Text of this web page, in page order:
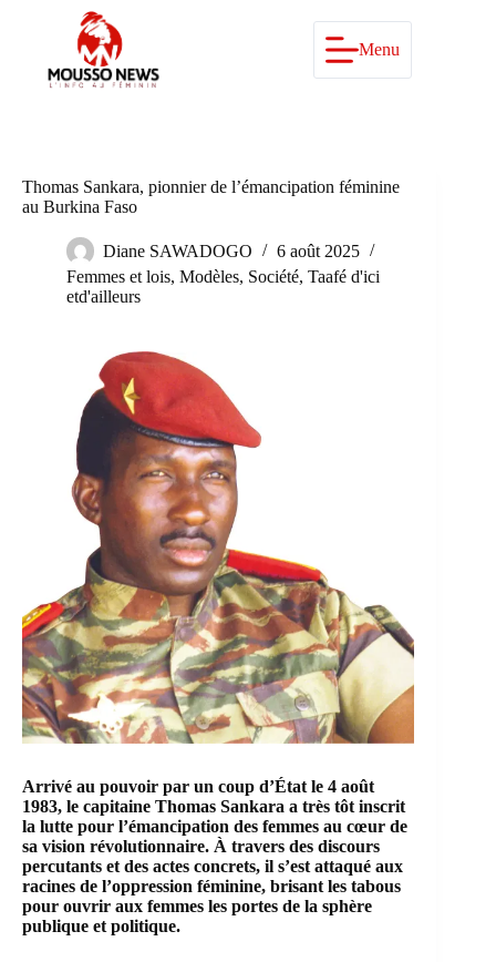
Menu
Thomas Sankara, pionnier de l’émancipation féminine
au Burkina Faso
Diane SAWADOGO
6 août 2025
Femmes et lois, Modèles, Société, Taafé d'ici
etd'ailleurs
Arrivé au pouvoir par un coup d’État le 4 août
1983, le capitaine Thomas Sankara a très tôt inscrit
la lutte pour l’émancipation des femmes au cœur de
sa vision révolutionnaire. À travers des discours
percutants et des actes concrets, il s’est attaqué aux
racines de l’oppression féminine, brisant les tabous
pour ouvrir aux femmes les portes de la sphère
publique et politique.